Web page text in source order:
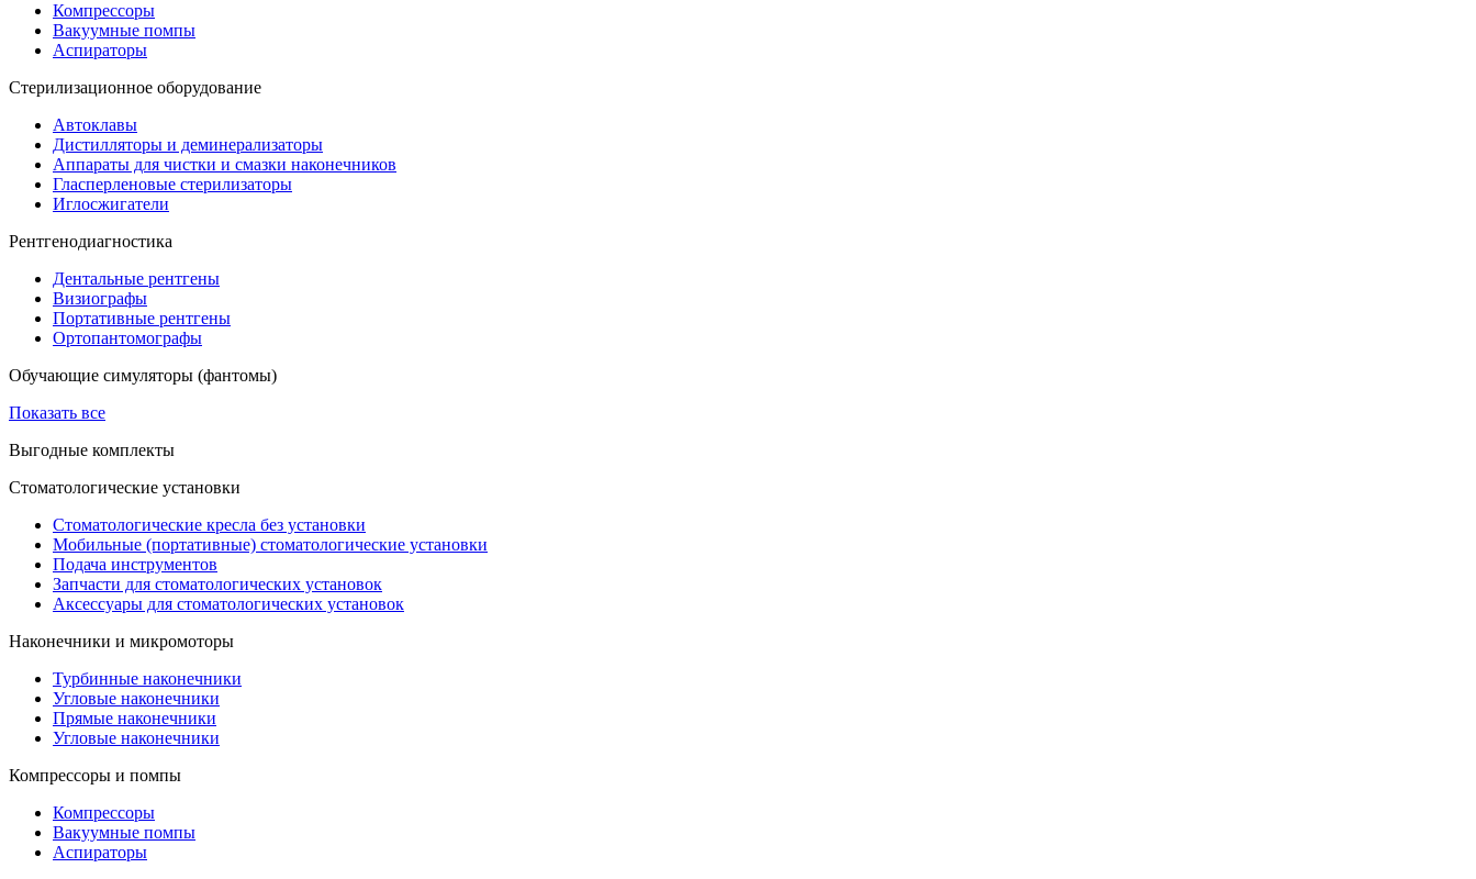
Компрессоры
Вакуумные помпы
Аспираторы
Стерилизационное оборудование
Автоклавы
Дистилляторы и деминерализаторы
Аппараты для чистки и смазки наконечников
Гласперленовые стерилизаторы
Иглосжигатели
Рентгенодиагностика
Дентальные рентгены
Визиографы
Портативные рентгены
Ортопантомографы
Обучающие симуляторы (фантомы)
Показать все
Выгодные комплекты
Стоматологические установки
Стоматологические кресла без установки
Мобильные (портативные) стоматологические установки
Подача инструментов
Запчасти для стоматологических установок
Аксессуары для стоматологических установок
Наконечники и микромоторы
Турбинные наконечники
Угловые наконечники
Прямые наконечники
Угловые наконечники
Компрессоры и помпы
Компрессоры
Вакуумные помпы
Аспираторы